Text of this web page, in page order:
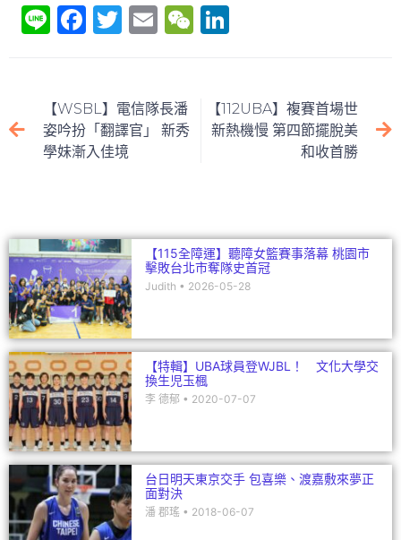
Li F
e
b
o
T
er
E
l
W
at
e
dI
【WSBL】電信隊長潘
姿吟扮「翻譯官」 新秀
學妹漸入佳境
【112UBA】複賽首場世
新熱機慢 第四節擺脫美
和收首勝
【115全障運】聽障女籃賽事落幕 桃園市
擊敗台北市奪隊史首冠
Judith 2026-05-28
【特輯】UBA球員登WJBL！ 文化大學交
換生児玉楓
李 德郁 2020-07-07
台日明天東京交手 包喜樂、渡嘉敷來夢正
面對決
潘 郡瑤 2018-06-07